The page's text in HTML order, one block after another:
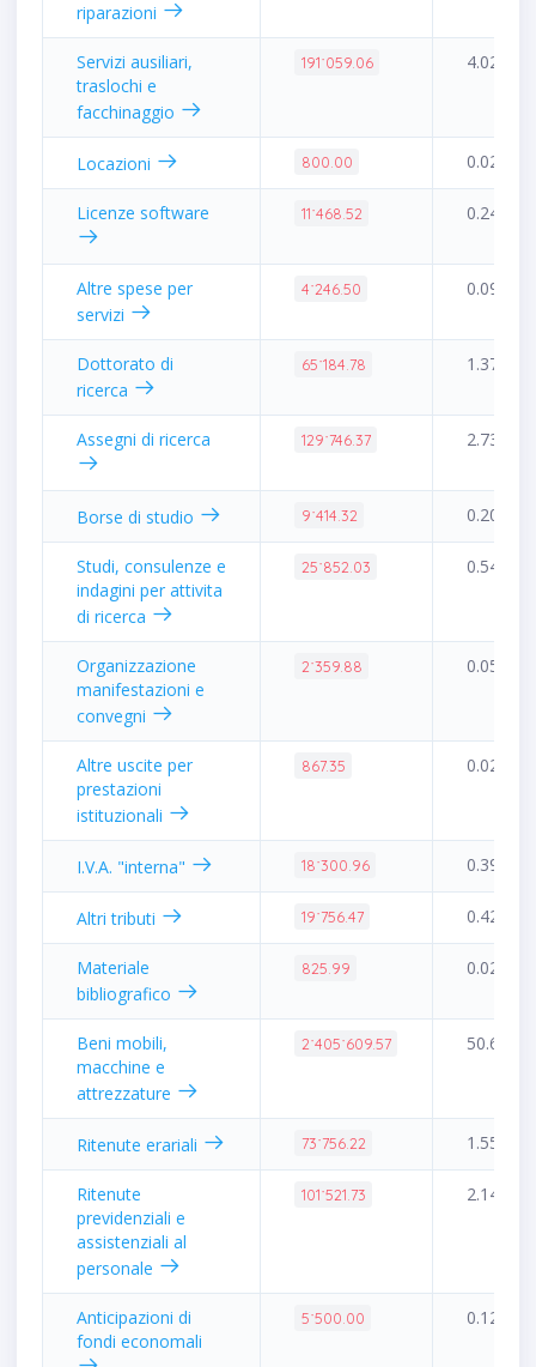
riparazioni
Servizi ausiliari,
traslochi e
facchinaggio
191˙059.06 4.02%
Locazioni 800.00 0.02%
Licenze software 11˙468.52 0.24%
Altre spese per
servizi
4˙246.50 0.09%
Dottorato di
ricerca
65˙184.78 1.37%
Assegni di ricerca 129˙746.37 2.73%
Borse di studio 9˙414.32 0.20%
Studi, consulenze e
indagini per attivita
di ricerca
25˙852.03 0.54%
Organizzazione
manifestazioni e
convegni
2˙359.88 0.05%
Altre uscite per
prestazioni
istituzionali
867.35 0.02%
I.V.A. "interna" 18˙300.96 0.39%
Altri tributi 19˙756.47 0.42%
Materiale
bibliografico
825.99 0.02%
Beni mobili,
macchine e
attrezzature
2˙405˙609.57 50.66%
Ritenute erariali 73˙756.22 1.55%
Ritenute
previdenziali e
assistenziali al
personale
101˙521.73 2.14%
Anticipazioni di
fondi economali
5˙500.00 0.12%